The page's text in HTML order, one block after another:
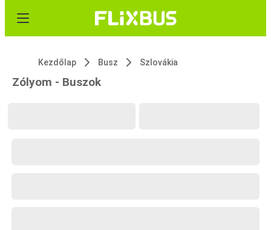
Kezdőlap Busz Szlovákia
Zólyom - Buszok